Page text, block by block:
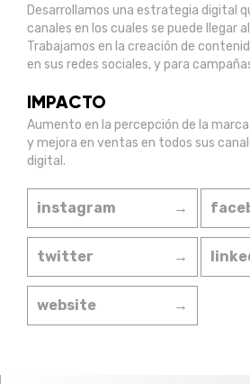
Desarrollamos una estrategia digital
canales en los cuales se puede llegar
Trabajamos en la creación de
en sus redes sociales, y para
IMPACTO
Aumento en la percepción de la
y mejora en ventas en todos sus
digital.
instagram →
twitter →
website →